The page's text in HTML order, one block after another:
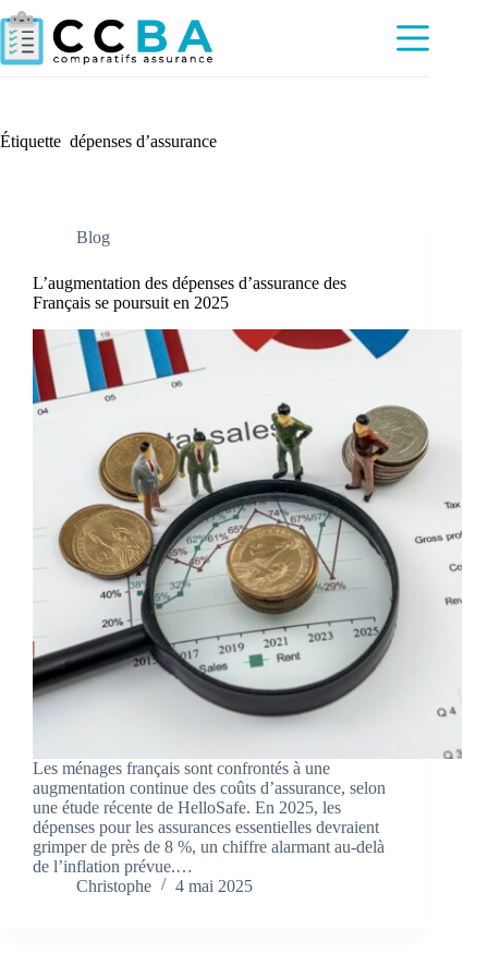
Passer
au
contenu
Étiquette dépenses d’assurance
Blog
L’augmentation des dépenses d’assurance des
Français se poursuit en 2025
Les ménages français sont confrontés à une
augmentation continue des coûts d’assurance, selon
une étude récente de HelloSafe. En 2025, les
dépenses pour les assurances essentielles devraient
grimper de près de 8 %, un chiffre alarmant au-delà
de l’inflation prévue.…
Christophe
4 mai 2025